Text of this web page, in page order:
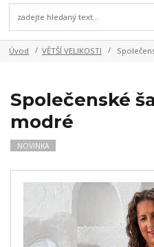
Úvod VĚTŠÍ VELIKOSTI
Společenské
modré
NOVINKA